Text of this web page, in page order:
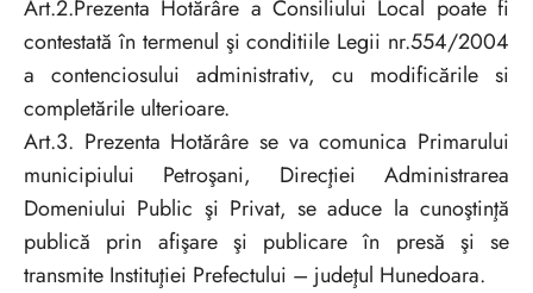
Art.2.Prezenta Hotărâre a Consiliului Local poate fi
contestată în termenul şi conditiile Legii nr.554/2004
a contenciosului administrativ, cu modificările si
completările ulterioare.
Art.3. Prezenta Hotărâre se va comunica Primarului
municipiului Petroşani, Direcţiei Administrarea
Domeniului Public şi Privat, se aduce la cunoştinţă
publică prin afişare şi publicare în presă şi se
transmite Instituţiei Prefectului – judeţul Hunedoara.